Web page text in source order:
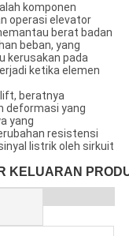
komponen
operasi elevator
berat badan
beban, yang
kerusakan pada
ketika elemen
beratnya
deformasi yang
yang
resistensi
listrik oleh sirkuit
KELUARAN